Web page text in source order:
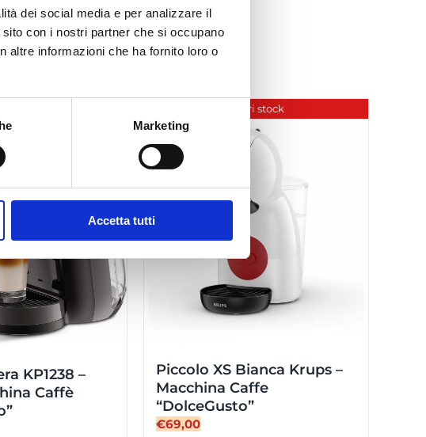
dei social media e per analizzare il
con i nostri partner che si occupano
altre informazioni che ha fornito loro o
Marketing
Accetta tutti
KP1238 –
Caffè
Fuori stock
Piccolo XS Bianca Krups –
Macchina Caffe
“DolceGusto”
€69,00